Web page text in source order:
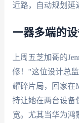
近路，自动规划延
一器多端的
上周五芝加哥的
修！"这位设计总
耀碎片局，回家在
持让她在两台设备
宽。尤其当华为鸿